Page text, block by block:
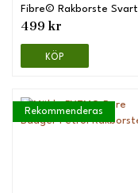
Fibre© Rakborste Svart
499 kr
KÖP
Rekommenderas